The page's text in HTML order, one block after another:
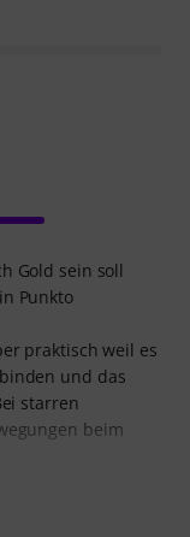
Gold sein soll
Punkto
praktisch weil es
und das
starren
beim